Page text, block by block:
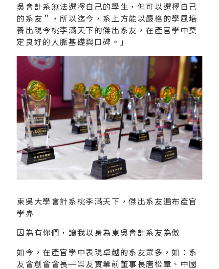
吳會計系無法選擇自己的學生，但可以選擇自己
的系友＂，所以迄今，系上方能以嚴格的學風培
養出現今桃李滿天下的傑出系友，在產官學中奠
定良好的人脈基礎與口碑。」
東吳大學會計系桃李滿天下，傑出系友遍布產官
學界
因為有你們，讓我以身為東吳會計系友為傲
如今，在產官學中表現卓越的系友眾多，如：系
友會創會會長─崇友實業前董事長唐松章、中國